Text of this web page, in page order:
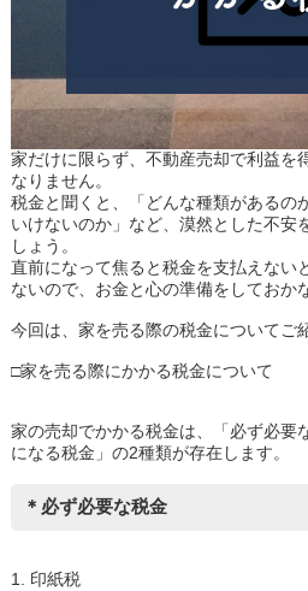
家だけに限らず、不動産売却で利益を
なりません。
税金と聞くと、「どんな種類があるの
いけないのか」など、漠然とした不安
しょう。
直前になって焦ると税金を支払えない
ないので、お金と心の準備をしておか
今回は、家を売る際の税金についてご
□家を売る際にかかる税金について
家の売却でかかる税金は、「必ず必要
になる税金」の2種類が存在します。
＊必ず必要な税金
1. 印紙税